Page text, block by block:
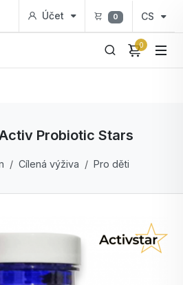
Účet 0 CS
0
Probiotic Stars
Cílená výživa Pro děti